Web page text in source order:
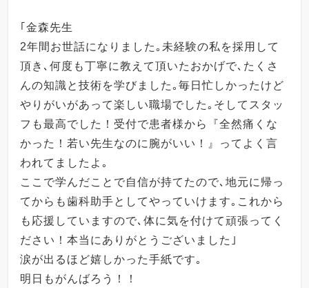
｢金森先生
2年間お世話になりました｡未経験の私を採用して
頂き､何度も丁寧に教えて頂いたおかげで､たくさ
んの知識と技術を学びました｡毎日忙しかったけど
やりがいがあって楽しい職場でした｡そしてスタッ
フも最高でした！受付で患者様から『全然痛くな
かった！若い先生なのに腕がいい！』ってよく言
われてましたよ｡
ここで学んだことで自信が持てたので､地元に帰っ
てからも歯科助手としてやっていけます｡これから
も応援していますので､体に気を付けて頑張ってく
ださい！本当にありがとうございました｣
涙が出るほど嬉しかった手紙です｡
明日もがんばろう！！